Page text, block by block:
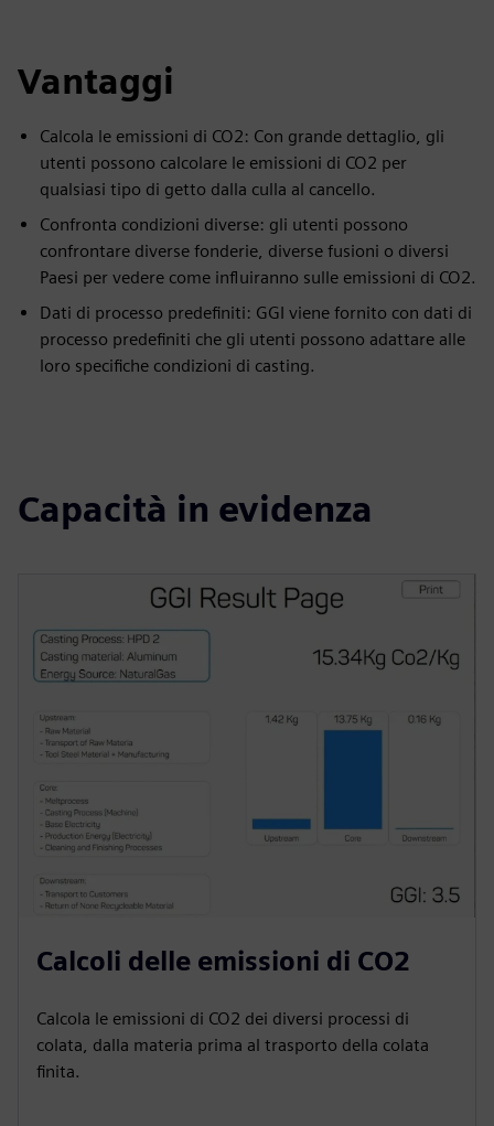
Vantaggi
Calcola le emissioni di CO2: Con grande dettaglio, gli
utenti possono calcolare le emissioni di CO2 per
qualsiasi tipo di getto dalla culla al cancello.
Confronta condizioni diverse: gli utenti possono
confrontare diverse fonderie, diverse fusioni o diversi
Paesi per vedere come influiranno sulle emissioni di CO2.
Dati di processo predefiniti: GGI viene fornito con dati di
processo predefiniti che gli utenti possono adattare alle
loro specifiche condizioni di casting.
Capacità in evidenza
Calcoli delle emissioni di CO2
Calcola le emissioni di CO2 dei diversi processi di
colata, dalla materia prima al trasporto della colata
finita.